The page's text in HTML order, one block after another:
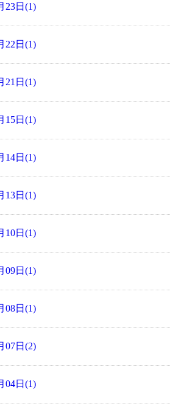
23日(1)
22日(1)
21日(1)
15日(1)
14日(1)
13日(1)
10日(1)
09日(1)
08日(1)
07日(2)
04日(1)